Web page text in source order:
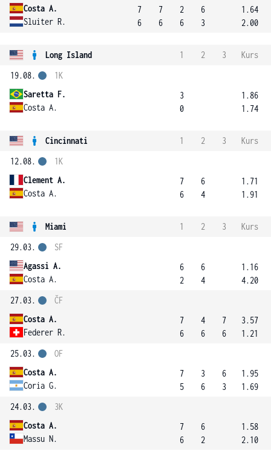
Costa A.
Sluiter R.
7
6
7
6
2
6
6
3
1.64
2.00
Long Island 1 2 3
Kurs
19.08.
Saretta F.
Costa A.
1K
3
0
1.86
1.74
Cincinnati 1 2 3
Kurs
12.08.
Clement A.
Costa A.
1K
7
6
6
4
1.71
1.91
Miami 1 2 3
Kurs
29.03.
Agassi A.
Costa A.
SF
6
2
6
4
1.16
4.20
27.03.
Costa A.
Federer R.
ČF
7
6
4
6
7
6
3.57
1.21
25.03.
Costa A.
Coria G.
OF
7
5
3
6
6
3
1.95
1.69
24.03.
Costa A.
Massu N.
3K
7
6
6
2
1.58
2.10